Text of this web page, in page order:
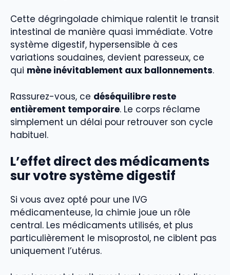
Cette dégringolade chimique ralentit le transit
intestinal de manière quasi immédiate. Votre
système digestif, hypersensible à ces
variations soudaines, devient paresseux, ce
qui mène inévitablement aux ballonnements.
Rassurez-vous, ce déséquilibre reste
entièrement temporaire. Le corps réclame
simplement un délai pour retrouver son cycle
habituel.
L’effet direct des médicaments
sur votre système digestif
Si vous avez opté pour une IVG
médicamenteuse, la chimie joue un rôle
central. Les médicaments utilisés, et plus
particulièrement le misoprostol, ne ciblent pas
uniquement l’utérus.